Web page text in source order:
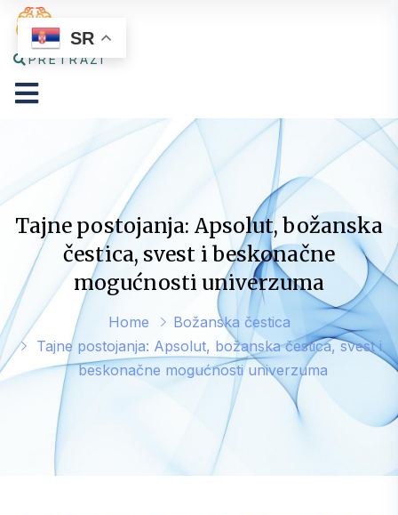
PRETRAŽI
Tajne postojanja: Apsolut, božanska
čestica, svest i beskonačne
mogućnosti univerzuma
Home
Božanska čestica
Tajne postojanja: Apsolut, božanska čestica, svest i
beskonačne mogućnosti univerzuma
SR